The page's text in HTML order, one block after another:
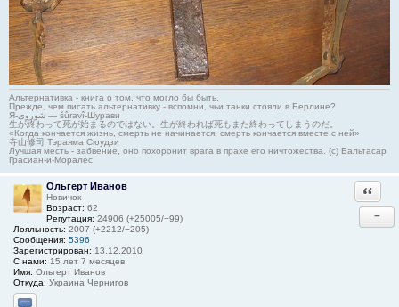
Альтернативка - книга о том, что могло бы быть.
Прежде, чем писать альтернативку - вспомни, чьи танки стояли в Берлине?
Я-شوروی — šûravî-Шурави
生が終わって死が始まるのではない。生が終われば死もまた終わってしまうのだ。
«Когда кончается жизнь, смерть не начинается, смерть кончается вместе с ней»
寺山修司 Тэраяма Сюудзи
Лучшая месть - забвение, оно похоронит врага в прахе его ничтожества. (с) Бальтасар
Грасиан-и-Моралес
Ольгерт Иванов
Новичок
Возраст: 62
Репутация: 24906 (+25005/−99)
Лояльность: 2007 (+2212/−205)
Сообщения: 5396
Зарегистрирован: 13.12.2010
С нами: 15 лет 7 месяцев
Имя: Ольгерт Иванов
Откуда: Украина Чернигов
−